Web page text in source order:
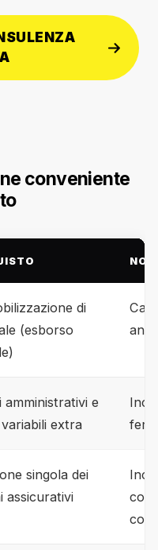
conveniente
di
(esborso
amministrativi e
extra
singola dei
assicurativi